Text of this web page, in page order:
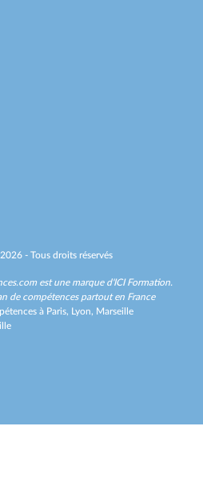
- Tous droits réservés
est une marque d'ICI Formation.
de compétences partout en France
à Paris, Lyon, Marseille